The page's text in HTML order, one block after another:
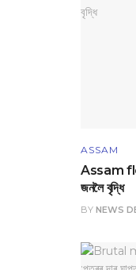
ASSAM
Assam
জনলৈ বৃদ্ধি
BY NEWS